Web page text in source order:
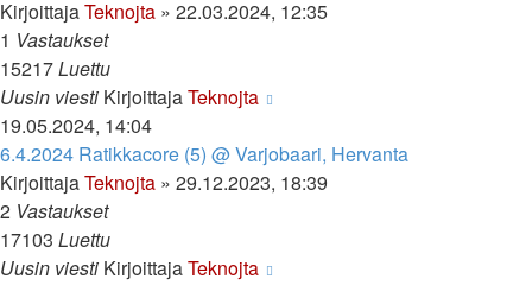
KirjoittajaTeknojta » 22.03.2024, 12:35
1 Vastaukset
15217Luettu
Uusin viesti KirjoittajaTeknojta
19.05.2024, 14:04
6.4.2024 Ratikkacore (5) @ Varjobaari, Hervanta
KirjoittajaTeknojta » 29.12.2023, 18:39
2 Vastaukset
17103 Luettu
Uusin viesti KirjoittajaTeknojta